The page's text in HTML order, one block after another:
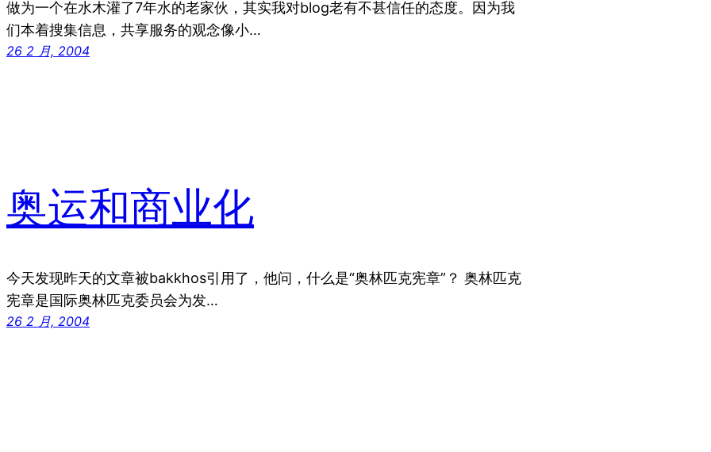
做为一个在水木灌了7年水的老家伙，其实我对blog老有不甚信任的态度。因为我
们本着搜集信息，共享服务的观念像小…
26 2 月, 2004
奥运和商业化
今天发现昨天的文章被bakkhos引用了，他问，什么是“奥林匹克宪章”？ 奥林匹克
宪章是国际奥林匹克委员会为发…
26 2 月, 2004